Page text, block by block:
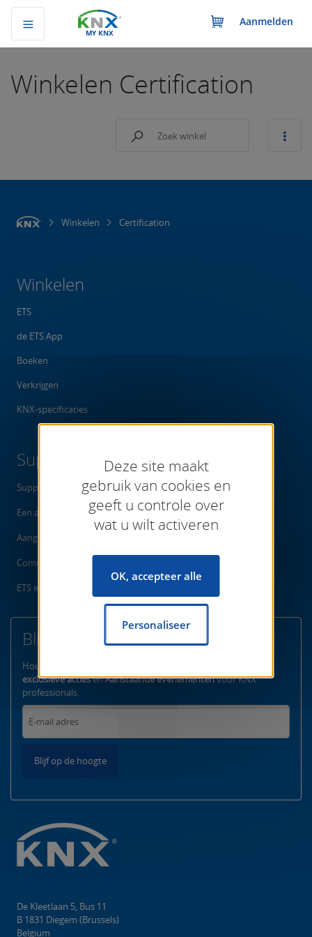
MY KNX
Aanmelden
Winkelen Certification
Winkelen Certification
Winkelen
ETS
de ETS App
Boeken
Verkrijgen
KNX-specificaties
Support
Support Center
Een aanvraag indienen
Aangeprezen Artikelen
Community
ETS eCampus
Blijf op de hoogte
Hou me op de hoogte over
exclusieve actiesenAanstaande evenementenvoor KNX
professionals.
Blijf op de hoogte
De Kleetlaan 5, Bus 11
B 1831 Diegem (Brussels)
Belgium
Deze site maakt
gebruik van cookies en
geeft u controle over
wat u wilt activeren
OK, accepteer alle
Personaliseer